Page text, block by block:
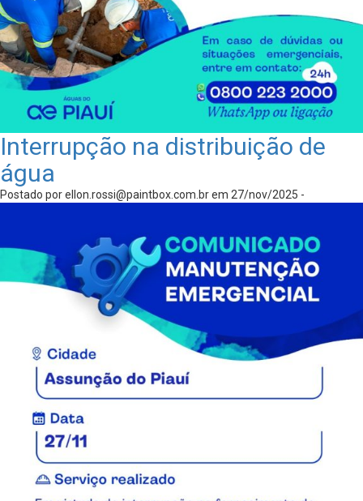
Interrupção na distribuição de
água
Postado porellon.rossi@paintbox.com.brem 27/nov/2025 -